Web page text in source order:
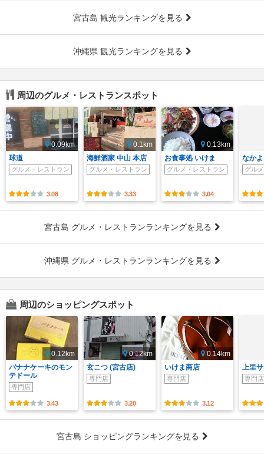
宮古島 観光ランキングを見る
沖縄県 観光ランキングを見る
周辺のグルメ・レストランスポット
0.09km
球道
グルメ・レストラン
3.08
0.1km
海鮮酒家 中山 本店
グルメ・レストラン
3.33
0.13km
お食事処 いけま
グルメ・レストラン
3.04
なか
グル
宮古島 グルメ・レストランランキングを見る
沖縄県 グルメ・レストランランキングを見る
周辺のショッピングスポット
0.12km
バナナケーキのモン
テドール
専門店
3.43
0.12km
玄こつ (宮古店)
専門店
3.20
0.14km
いけま商店
専門店
3.12
上里
専門店
宮古島 ショッピングランキングを見る